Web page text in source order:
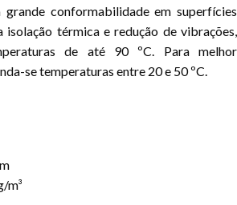
conformabilidade em superfícies
isolação térmica e redução de vibrações,
de até 90 ºC. Para melhor
se temperaturas entre 20 e 50 ºC.
m³